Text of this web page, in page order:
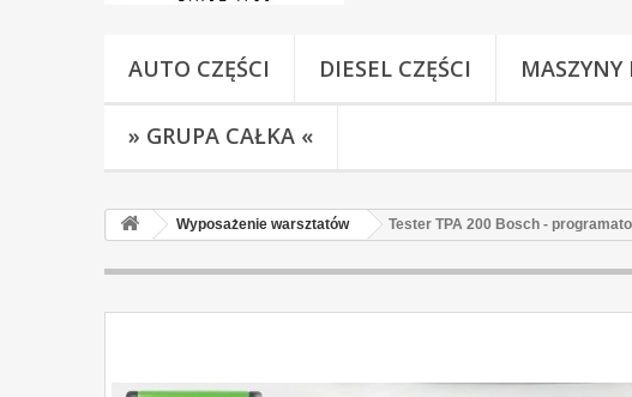
AUTO CZĘŚCI DIESEL CZĘŚCI
» GRUPA CAŁKA «
Wyposażenie warsztatów Tester TPA 200 Bosch -